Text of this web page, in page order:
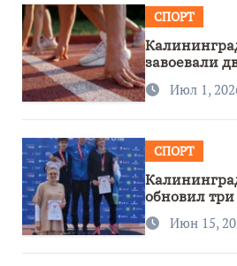
СПОРТ
завоевали
первенстве
Июл 1,
СПОРТ
обновил три
Июн 15,